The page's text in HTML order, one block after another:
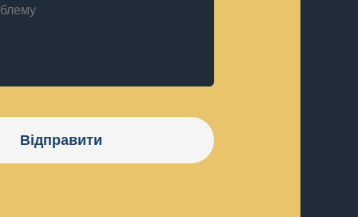
Відправити